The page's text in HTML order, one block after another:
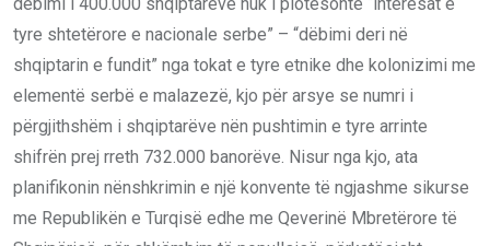
tyre shtetërore e nacionale serbe” – “dëbimi deri në
shqiptarin e fundit” nga tokat e tyre etnike dhe kolonizimi me
elementë serbë e malazezë, kjo për arsye se numri i
përgjithshëm i shqiptarëve nën pushtimin e tyre arrinte
shifrën prej rreth 732.000 banorëve. Nisur nga kjo, ata
planifikonin nënshkrimin e një konvente të ngjashme sikurse
me Republikën e Turqisë edhe me Qeverinë Mbretërore të